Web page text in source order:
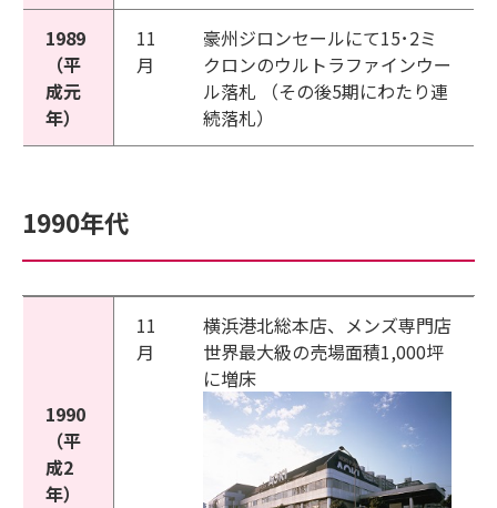
1989
（平
成元
年）
11
月
豪州ジロンセールにて15･2ミ
クロンのウルトラファインウー
ル落札 （その後5期にわたり連
続落札）
1990年代
1990
（平
成2
年）
11
月
横浜港北総本店、メンズ専門店
世界最大級の売場面積1,000坪
に増床